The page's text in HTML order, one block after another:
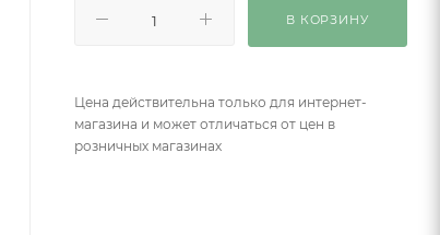
В КОРЗИНУ
Цена действительна только для интернет-
магазина и может отличаться от цен в
розничных магазинах